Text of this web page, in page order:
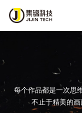
每个作品都是一次思
不止于精美的